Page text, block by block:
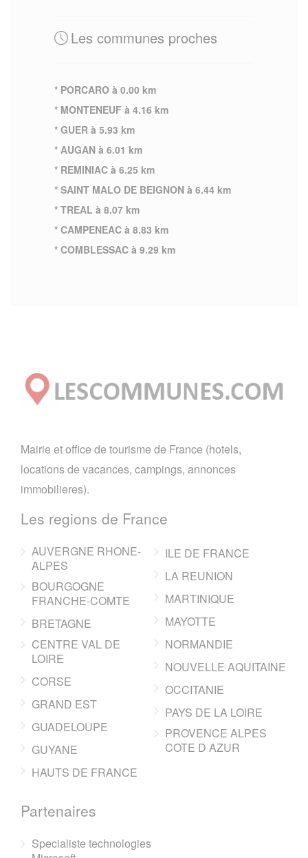
Les communes proches
* PORCARO à 0.00 km
* MONTENEUF à 4.16 km
* GUER à 5.93 km
* AUGAN à 6.01 km
* REMINIAC à 6.25 km
* SAINT MALO DE BEIGNON à 6.44 km
* TREAL à 8.07 km
* CAMPENEAC à 8.83 km
* COMBLESSAC à 9.29 km
Mairie et office de tourisme de France (hotels,
locations de vacances, campings, annonces
immobilieres).
Les regions de France
AUVERGNE RHONE-
ALPES
BOURGOGNE
FRANCHE-COMTE
BRETAGNE
CENTRE VAL DE
LOIRE
CORSE
GRAND EST
GUADELOUPE
GUYANE
HAUTS DE FRANCE
ILE DE FRANCE
LA REUNION
MARTINIQUE
MAYOTTE
NORMANDIE
NOUVELLE AQUITAINE
OCCITANIE
PAYS DE LA LOIRE
PROVENCE ALPES
COTE D AZUR
Partenaires
Specialiste technologies